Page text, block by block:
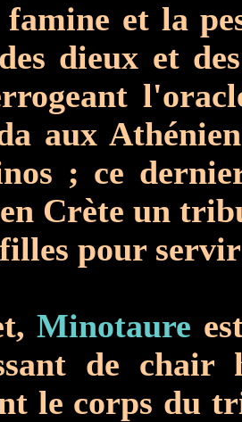
et la
dieux et
aux
; ce
Crète un
pour
Minotaure
de chair
le corps du